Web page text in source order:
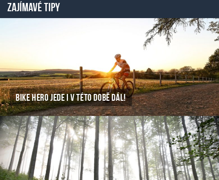
ZAJÍMAVÉ TIPY
BIKE HERO JEDE I V TÉTO DOBĚ DÁL!